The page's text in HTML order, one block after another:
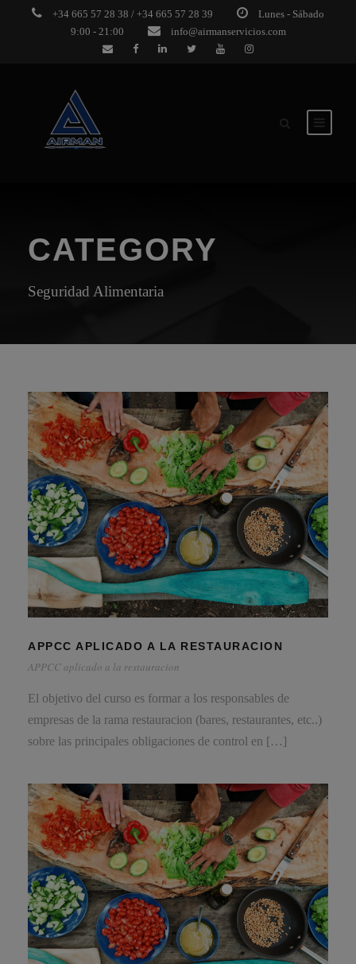
+34 665 57 28 38 / +34 665 57 28 39
Lunes - Sábado
9:00 - 21:00
info@airmanservicios.com
CATEGORY
Seguridad Alimentaria
APPCC APLICADO A LA RESTAURACION
APPCC aplicado a la restauracion
El objetivo del curso es formar a los responsables de
empresas de la rama restauracion (bares, restaurantes, etc..)
sobre las principales obligaciones de control en […]